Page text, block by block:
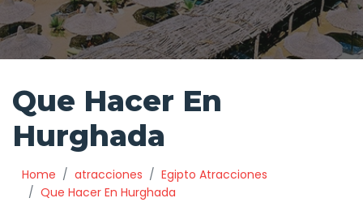
Que Hacer En
Hurghada
Home atracciones
Egipto Atracciones
Que Hacer En Hurghada